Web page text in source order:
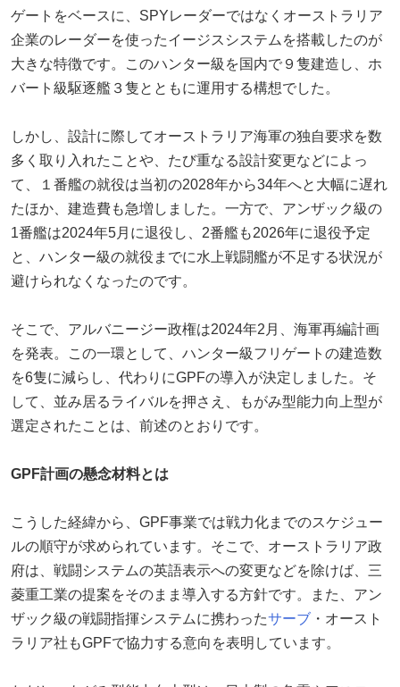
ゲートをベースに、SPYレーダーではなくオーストラリア
企業のレーダーを使ったイージスシステムを搭載したのが
大きな特徴です。このハンター級を国内で９隻建造し、ホ
バート級駆逐艦３隻とともに運用する構想でした。
しかし、設計に際してオーストラリア海軍の独自要求を数
多く取り入れたことや、たび重なる設計変更などによっ
て、１番艦の就役は当初の2028年から34年へと大幅に遅れ
たほか、建造費も急増しました。一方で、アンザック級の
1番艦は2024年5月に退役し、2番艦も2026年に退役予定
と、ハンター級の就役までに水上戦闘艦が不足する状況が
避けられなくなったのです。
そこで、アルバニージー政権は2024年2月、海軍再編計画
を発表。この一環として、ハンター級フリゲートの建造数
を6隻に減らし、代わりにGPFの導入が決定しました。そ
して、並み居るライバルを押さえ、もがみ型能力向上型が
選定されたことは、前述のとおりです。
GPF計画の懸念材料とは
こうした経緯から、GPF事業では戦力化までのスケジュー
ルの順守が求められています。そこで、オーストラリア政
府は、戦闘システムの英語表示への変更などを除けば、三
菱重工業の提案をそのまま導入する方針です。また、アン
ザック級の戦闘指揮システムに携わったサーブ ・オースト
ラリア社もGPFで協力する意向を表明しています。